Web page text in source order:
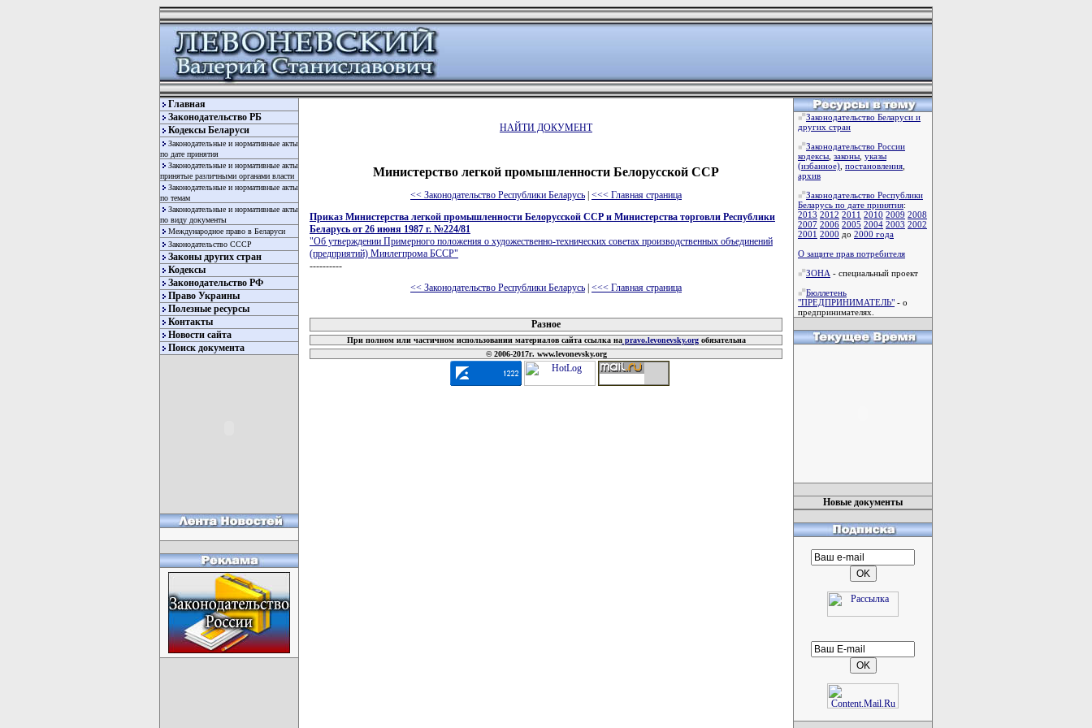
Главная
Законодательство РБ
Кодексы Беларуси
Законодательные и нормативные акты
по дате принятия
Законодательные и нормативные акты
принятые различными органами власти
Законодательные и нормативные акты
по темам
Законодательные и нормативные акты
по виду документы
Международное право в Беларуси
Законодательство СССР
Законы других стран
Кодексы
Законодательство РФ
Право Украины
Полезные ресурсы
Контакты
Новости сайта
Поиск документа
НАЙТИ ДОКУМЕНТ
Министерство легкой промышленности Белорусской ССР
<< Законодательство Республики Беларусь | <<< Главная страница
Приказ Министерства легкой промышленности Белорусской ССР и Министерства торговли Республики
Беларусь от 26 июня 1987 г. №224/81
"Об утверждении Примерного положения о художественно-технических советах производственных объединений
(предприятий) Минлегпрома БССР"
----------
<< Законодательство Республики Беларусь | <<< Главная страница
Разное
При полном или частичном использовании материалов сайта ссылка наpravo.levonevsky.orgобязательна
© 2006-2017г. www.levonevsky.org
Законодательство Беларуси и
других стран
Законодательство России
кодексы законы указы
(избанное) постановления
архив
Законодательство Республики
Беларусь по дате принятия:
2013 2012 2011 2010 2009 2008
2007 2006 2005 2004 2003 2002
2001 2000 до 2000 года
О защите прав потребителя
ЗОНА - специальный проект
Бюллетень
"ПРЕДПРИНИМАТЕЛЬ" - о
предпринимателях.
Новые документы